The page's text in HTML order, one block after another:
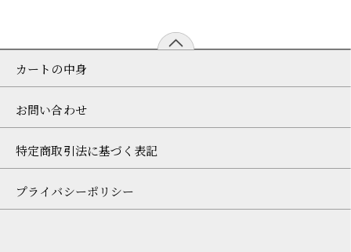
カートの中身
お問い合わせ
特定商取引法に基づく表記
プライバシーポリシー